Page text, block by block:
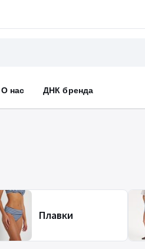
О нас ДНК бренда
Плавки